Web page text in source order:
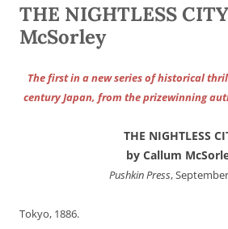
THE NIGHTLESS
McSorley
The first in a new series of historical
century Japan, from the prizewinning
THE NIGHTLESS
by Callum
Pushkin Press,
Tokyo, 1886.